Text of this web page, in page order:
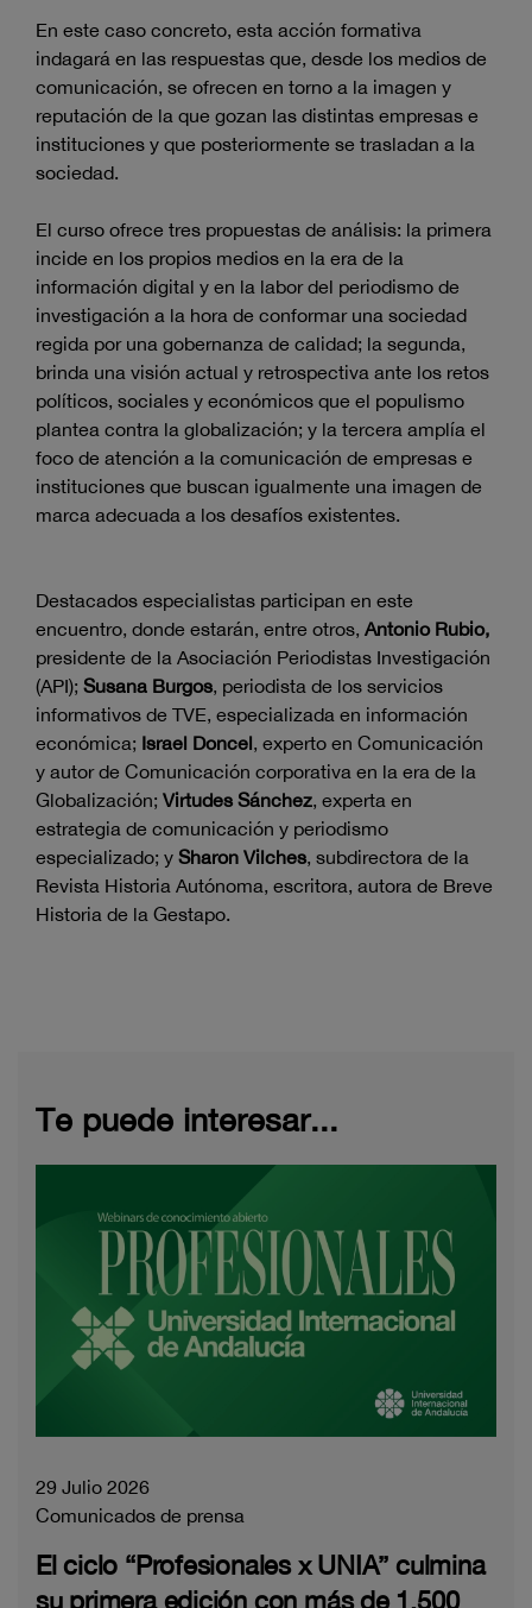
En este caso concreto, esta acción formativa
indagará en las respuestas que, desde los medios de
comunicación, se ofrecen en torno a la imagen y
reputación de la que gozan las distintas empresas e
instituciones y que posteriormente se trasladan a la
sociedad.
El curso ofrece tres propuestas de análisis: la primera
incide en los propios medios en la era de la
información digital y en la labor del periodismo de
investigación a la hora de conformar una sociedad
regida por una gobernanza de calidad; la segunda,
brinda una visión actual y retrospectiva ante los retos
políticos, sociales y económicos que el populismo
plantea contra la globalización; y la tercera amplía el
foco de atención a la comunicación de empresas e
instituciones que buscan igualmente una imagen de
marca adecuada a los desafíos existentes.
Destacados especialistas participan en este
encuentro, donde estarán, entre otros, Antonio Rubio,
presidente de la Asociación Periodistas Investigación
(API); Susana Burgos, periodista de los servicios
informativos de TVE, especializada en información
económica; Israel Doncel, experto en Comunicación
y autor de Comunicación corporativa en la era de la
Globalización; Virtudes Sánchez, experta en
estrategia de comunicación y periodismo
especializado; y Sharon Vilches, subdirectora de la
Revista Historia Autónoma, escritora, autora de Breve
Historia de la Gestapo.
Te puede interesar...
29 Julio 2026
Comunicados de prensa
El ciclo “Profesionales x UNIA” culmina
su primera edición con más de 1.500